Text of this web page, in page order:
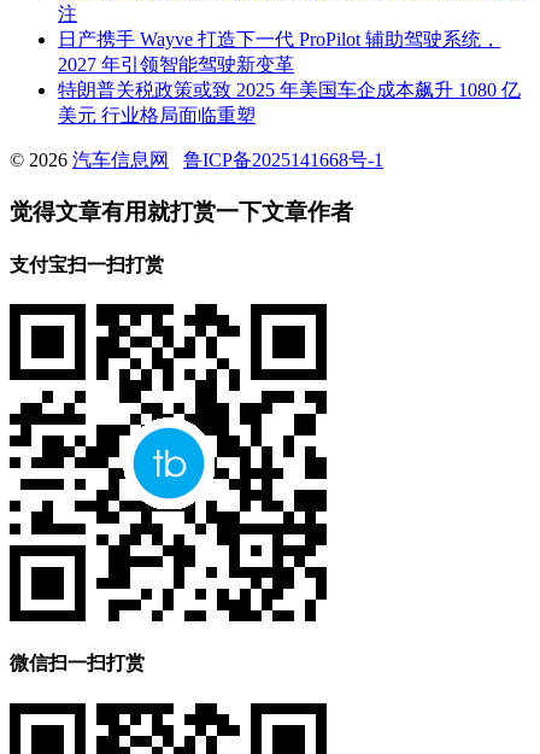
注
日产携手 Wayve 打造下一代 ProPilot 辅助驾驶系统，
2027 年引领智能驾驶新变革
特朗普关税政策或致 2025 年美国车企成本飙升 1080 亿
美元 行业格局面临重塑
© 2026 汽车信息网 鲁ICP备2025141668号-1
觉得文章有用就打赏一下文章作者
支付宝扫一扫打赏
微信扫一扫打赏